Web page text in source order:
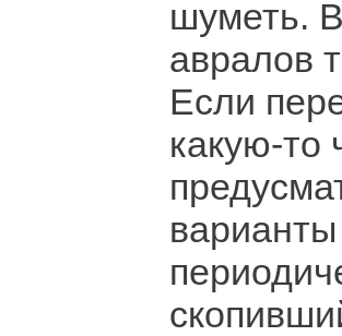
шуметь.
авралов
Если
какую-то